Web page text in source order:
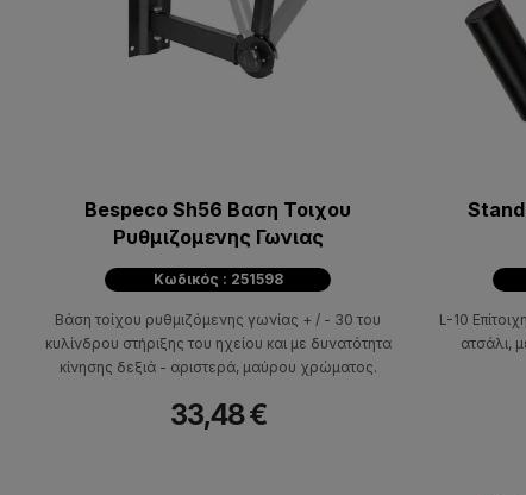
Bespeco Sh56 Βαση Τοιχου
Ρυθμιζομενης Γωνιας
Κωδικός : 251598
Βάση τοίχου ρυθμιζόμενης γωνίας + / - 30 του
κυλίνδρου στήριξης του ηχείου και με δυνατότητα
κίνησης δεξιά - αριστερά, μαύρου χρώματος.
33,48 €
L-10
ατσάλι,